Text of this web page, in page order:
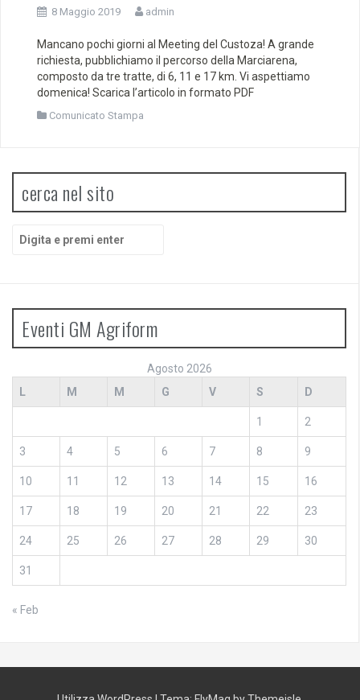
8 Maggio 2019 admin
Mancano pochi giorni al Meeting del Custoza! A grande
richiesta, pubblichiamo il percorso della Marciarena,
composto da tre tratte, di 6, 11 e 17 km. Vi aspettiamo
domenica! Scarica l’articolo in formato PDF
Comunicato Stampa
cerca nel sito
Cerca:
Eventi GM Agriform
Agosto 2026
L
M M G V S D
1 2
3 4 5 6 7 8 9
10 11 12 13 14 15 16
17 18 19 20 21 22 23
24 25 26 27 28 29 30
31
« Feb